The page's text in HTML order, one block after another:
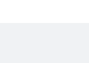
rendez-vous et